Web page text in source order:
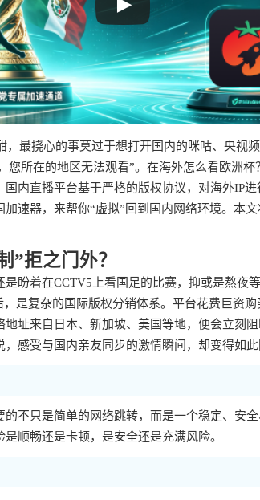
最挠心的事莫过于想打开国内的咪咕、央视
您所在的地区无法观看”。在海外怎么看欧洲
内直播平台基于严格的版权协议，对海外IP
速器，来帮你“虚拟”回到国内网络环境。本
”拒之门外？
盼着在CCTV5上看国足的比赛，抑或是熬夜
是复杂的国际版权分销体系。平台花费巨资
址来自日本、新加坡、美国等地，便会立刻
感受与国内亲友同步的激情瞬间，却变得如此
不只是简单的网络跳转，而是一个稳定、安
顺畅还是卡顿，是安全还是充满风险。